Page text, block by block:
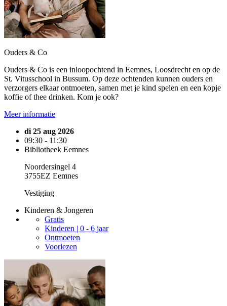
Ouders & Co
Ouders & Co is een inloopochtend in Eemnes, Loosdrecht en op de
St. Vitusschool in Bussum. Op deze ochtenden kunnen ouders en
verzorgers elkaar ontmoeten, samen met je kind spelen en een kopje
koffie of thee drinken. Kom je ook?
Meer informatie
di 25 aug 2026
09:30 - 11:30
Bibliotheek Eemnes
Noordersingel 4
3755EZ Eemnes
Vestiging
Kinderen & Jongeren
Gratis
Kinderen | 0 - 6 jaar
Ontmoeten
Voorlezen